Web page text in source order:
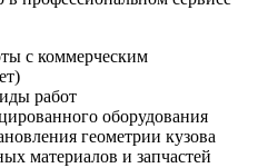
с коммерческим
работ
оборудования
геометрии кузова
материалов и запчастей